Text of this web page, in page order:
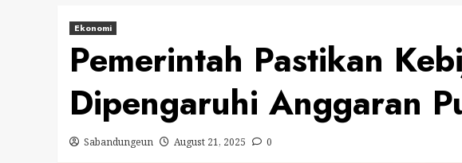
Ekonomi
Pemerintah Pastikan
Dipengaruhi Anggaran
Sabandungeun August 21, 2025 0